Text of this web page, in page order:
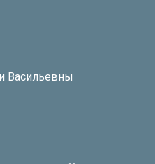
Васильевны